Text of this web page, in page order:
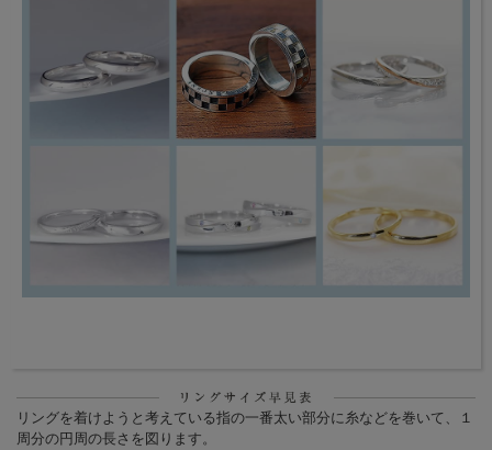
リングを着けようと考えている指の一番太い部分に糸などを巻いて、１
周分の円周の長さを図ります。